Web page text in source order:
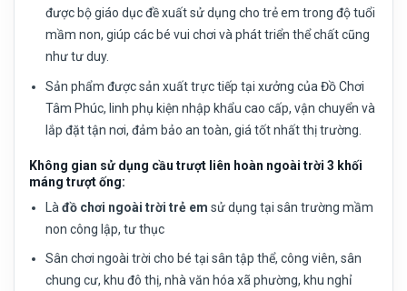
được bộ giáo dục đề xuất sử dụng cho trẻ em trong độ tuổi
mầm non, giúp các bé vui chơi và phát triển thể chất cũng
như tư duy.
Sản phẩm được sản xuất trực tiếp tại xưởng của Đồ Chơi
Tâm Phúc, linh phụ kiện nhập khẩu cao cấp, vận chuyển và
lắp đặt tận nơi, đảm bảo an toàn, giá tốt nhất thị trường.
Không gian sử dụng cầu trượt liên hoàn ngoài trời 3 khối
máng trượt ống:
Làđồ chơi ngoài trời trẻ em sử dụng tại sân trường mầm
non công lập, tư thục
Sân chơi ngoài trời cho bé tại sân tập thể, công viên, sân
chung cư, khu đô thị, nhà văn hóa xã phường, khu nghỉ